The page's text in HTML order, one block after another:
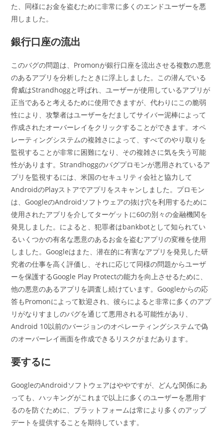
た、同様にお金を盗むために非常に多くのエンドユーザーを悪
用しました。
銀行口座の流出
このバグの問題は、Promonが銀行口座を流出させる複数の悪意
のあるアプリを分析したときに浮上しました。この潜んでいる
脅威はStrandhoggと呼ばれ、ユーザーが使用しているアプリが
正当であると考えるために使用できますが、代わりにこの脆弱
性により、攻撃者はユーザーをだましてサイバー泥棒によって
作成されたオーバーレイをクリックすることができます。オペ
レーティングシステムの複雑さによって、すべてのやり取りを
監視することが非常に困難になり、その複雑さに気を失う可能
性があります。Strandhoggのバグプロモンが悪用されているア
プリを監視するには、米国のセキュリティ会社と協力して
AndroidのPlayストアでアプリをスキャンしました。プロモン
は、GoogleのAndroidソフトウェアの抜け穴を利用するために
使用されたアプリを介してターゲットに60の別々の金融機関を
発見しました。によると、犯罪者はbankbotとして知られてい
るいくつかの有名な悪意のあるお金を盗むアプリの変種を使用
しました。Googleはまた、潜在的に有害なアプリを発見した研
究者の仕事を高く評価し、それに応じて同様の問題からユーザ
ーを保護するGoogle Play Protectの能力を向上させるために、
他の悪意のあるアプリを調査し続けています。Googleからの応
答もPromonによって歓迎され、彼らによると非常に多くのアプ
リがなりすましのバグを通じて悪用される可能性があり、
Android 10以前のバージョンのオペレーティングシステムで偽
のオーバーレイ画面を作成できるリスクがまだあります。
要するに
GoogleのAndroidソフトウェアはややですが、どんな関係にあ
っても、ハッキングがこれまで以上に多くのユーザーを悪用す
るのを防ぐために、プラットフォームは常により多くのアップ
デートを提供することを期待しています。